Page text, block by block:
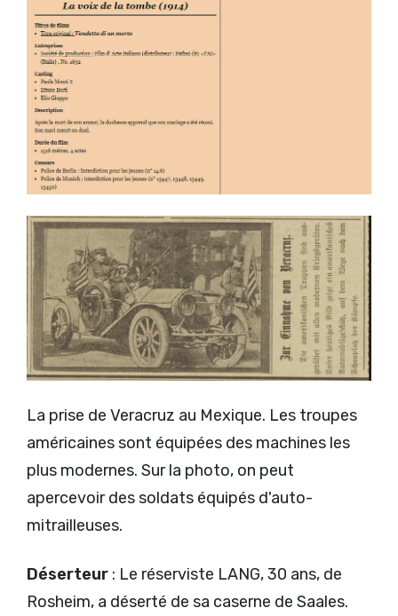
La prise de Veracruz au Mexique. Les troupes
américaines sont équipées des machines les
plus modernes. Sur la photo, on peut
apercevoir des soldats équipés d'auto-
mitrailleuses.
Déserteur : Le réserviste LANG, 30 ans, de
Rosheim, a déserté de sa caserne de Saales.